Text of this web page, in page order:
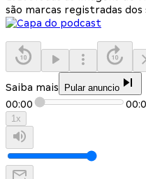
são marcas registradas
Saiba mais Pular anuncio
00:00
1x